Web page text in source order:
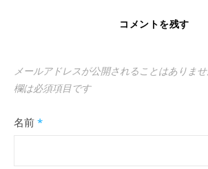
コメントを残す
メールアドレスが公開されることはありませ
欄は必須項目です
名前 *